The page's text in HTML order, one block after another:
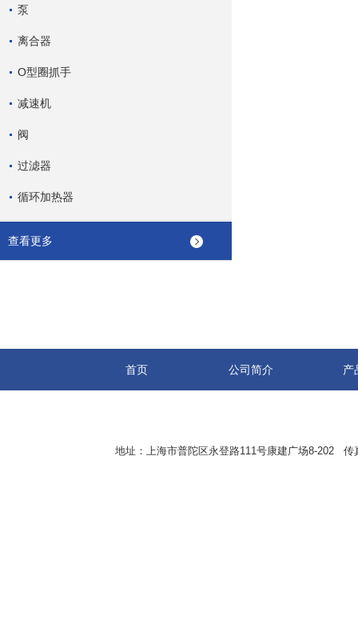
泵
离合器
O型圈抓手
减速机
阀
过滤器
循环加热器
查看更多
首页 公司简介 产
地址：上海市普陀区永登路111号康建广场8-202